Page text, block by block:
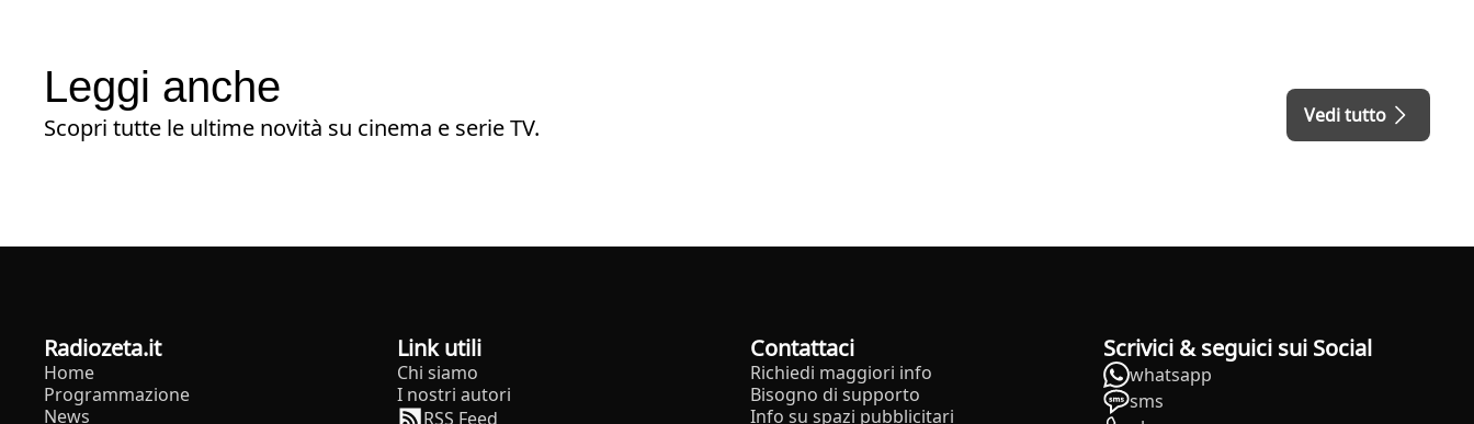
Leggi anche
Scopri tutte le ultime novità su cinema e serie TV. Vedi tutto
radiozeta.it
Home
Programmazione
News
Link utili
Chi siamo
I nostri autori
RSS Feed
Contattaci
Richiedi maggiori info
Bisogno di supporto
Info su spazi pubblicitari
Scrivici & seguici sui Social
whatsapp
sms